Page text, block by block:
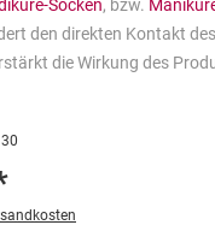
Socken, bzw.
den direkten Kontakt
die Wirkung des